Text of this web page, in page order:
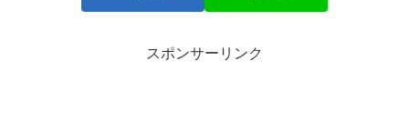
スポンサーリンク